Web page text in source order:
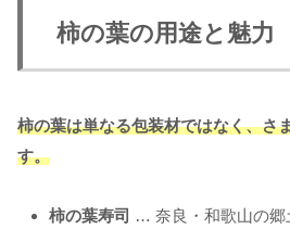
柿の葉の用途と魅力
柿の葉は単なる包装材ではなく、さ
す。
柿の葉寿司 … 奈良・和歌山の郷